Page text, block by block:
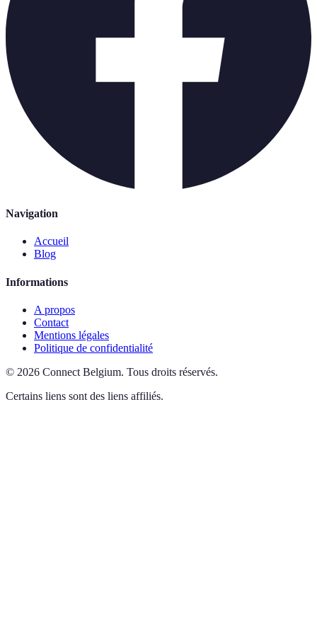
Navigation
Accueil
Blog
Informations
A propos
Contact
Mentions légales
Politique de confidentialité
© 2026 Connect Belgium. Tous droits réservés.
Certains liens sont des liens affiliés.